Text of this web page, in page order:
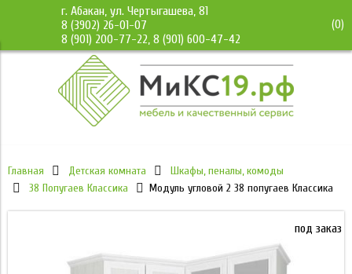
г. Абакан, ул. Чертыгашева, 81
8 (3902) 26-01-07
8 (901) 200-77-22, 8 (901) 600-47-42
(0)
Главная Детская комната
Шкафы, пеналы, комоды
38 Попугаев Классика
Модуль угловой 2 38 попугаев Классика
под заказ